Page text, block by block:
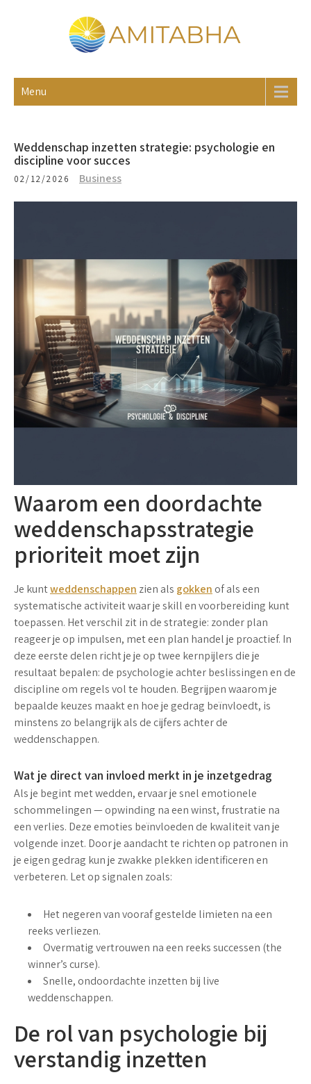
AMITABHA
Menu
Weddenschap inzetten strategie: psychologie en
discipline voor succes
02/12/2026 Business
Waarom een doordachte
weddenschapsstrategie
prioriteit moet zijn
Je kuntweddenschappen zien als gokken of als een
systematische activiteit waar je skill en voorbereiding kunt
toepassen. Het verschil zit in de strategie: zonder plan
reageer je op impulsen, met een plan handel je proactief. In
deze eerste delen richt je je op twee kernpijlers die je
resultaat bepalen: de psychologie achter beslissingen en de
discipline om regels vol te houden. Begrijpen waarom je
bepaalde keuzes maakt en hoe je gedrag beïnvloedt, is
minstens zo belangrijk als de cijfers achter de
weddenschappen.
Wat je direct van invloed merkt in je inzetgedrag
Als je begint met wedden, ervaar je snel emotionele
schommelingen — opwinding na een winst, frustratie na
een verlies. Deze emoties beïnvloeden de kwaliteit van je
volgende inzet. Door je aandacht te richten op patronen in
je eigen gedrag kun je zwakke plekken identificeren en
verbeteren. Let op signalen zoals:
Het negeren van vooraf gestelde limieten na een
reeks verliezen.
Overmatig vertrouwen na een reeks successen (the
winner’s curse).
Snelle, ondoordachte inzetten bij live
weddenschappen.
De rol van psychologie bij
verstandig inzetten